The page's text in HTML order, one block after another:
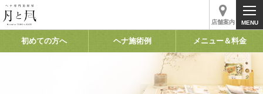
店舗案内
初めての方へ ヘナ施術例 メニュー＆料金